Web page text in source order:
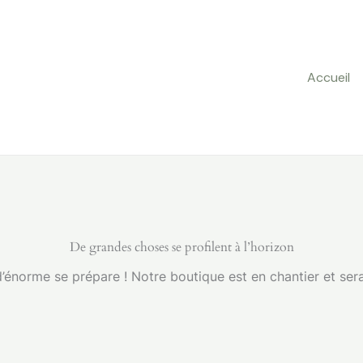
Accueil
De grandes choses se profilent à l’horizon
se prépare ! Notre boutique est en chantier et